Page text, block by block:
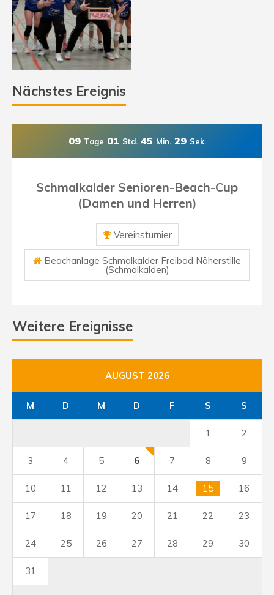
Nächstes Ereignis
09 Tage 01 Std. 45 Min. 29 Sek.
Schmalkalder Senioren-Beach-Cup
(Damen und Herren)
Vereinsturnier
Beachanlage Schmalkalder Freibad Näherstille
(Schmalkalden)
Weitere Ereignisse
AUGUST 2026
M D M D F S S
1 2
3 4 5 6 7 8 9
10 11 12 13 14 15 16
17 18 19 20 21 22 23
24 25 26 27 28 29 30
31